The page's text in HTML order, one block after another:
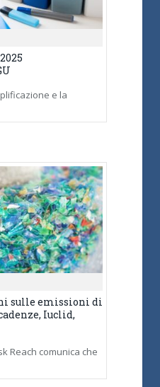
e la
sulle emissioni di
Iuclid,
Reach comunica che